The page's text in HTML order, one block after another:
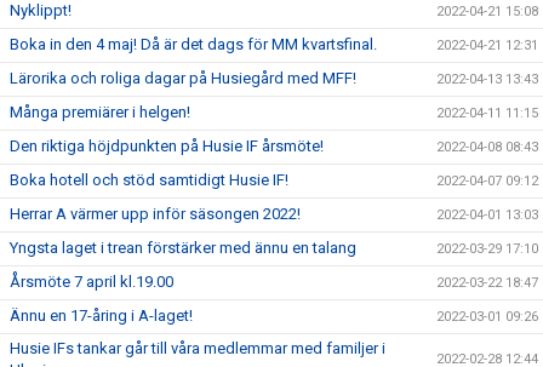
Nyklippt! 2022-04-21 15:08
Boka in den 4 maj! Då är det dags för MM kvartsfinal. 2022-04-21 12:31
Lärorika och roliga dagar på Husiegård med MFF! 2022-04-13 13:43
Många premiärer i helgen! 2022-04-11 11:15
Den riktiga höjdpunkten på Husie IF årsmöte! 2022-04-08 08:43
Boka hotell och stöd samtidigt Husie IF! 2022-04-07 09:12
Herrar A värmer upp inför säsongen 2022! 2022-04-01 13:03
Yngsta laget i trean förstärker med ännu en talang 2022-03-29 17:10
Årsmöte 7 april kl.19.00 2022-03-22 18:47
Ännu en 17-åring i A-laget! 2022-03-01 09:26
Husie IFs tankar går till våra medlemmar med familjer i
2022-02-28 12:44